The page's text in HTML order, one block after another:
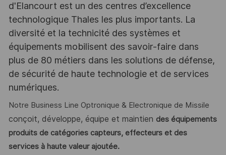
d'Elancourt est un des centres d’excellence
technologique Thales les plus importants. La
diversité et la technicité des systèmes et
équipements mobilisent des savoir-faire dans
plus de 80 métiers dans les solutions de défense,
de sécurité de haute technologie et de services
numériques.
Notre Business Line Optronique & Electronique de Missile
conçoit, développe, équipe et maintien des équipements
produits de catégories capteurs, effecteurs et des
services à haute valeur ajoutée.